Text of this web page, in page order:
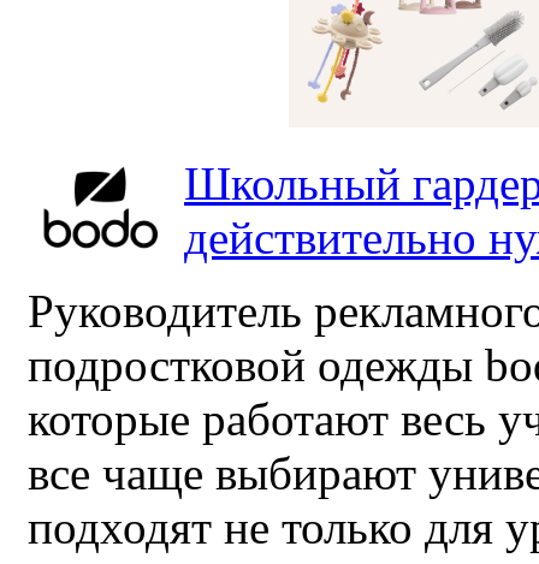
Школьный
действительно
Руководитель
подростковой одежды
которые работают весь
все чаще выбирают
подходят не только для